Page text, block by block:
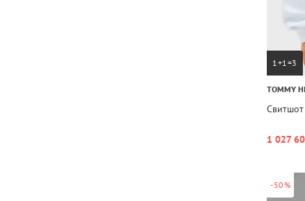
1+1=3
TOMMY
Свитшот
1 027
-50%